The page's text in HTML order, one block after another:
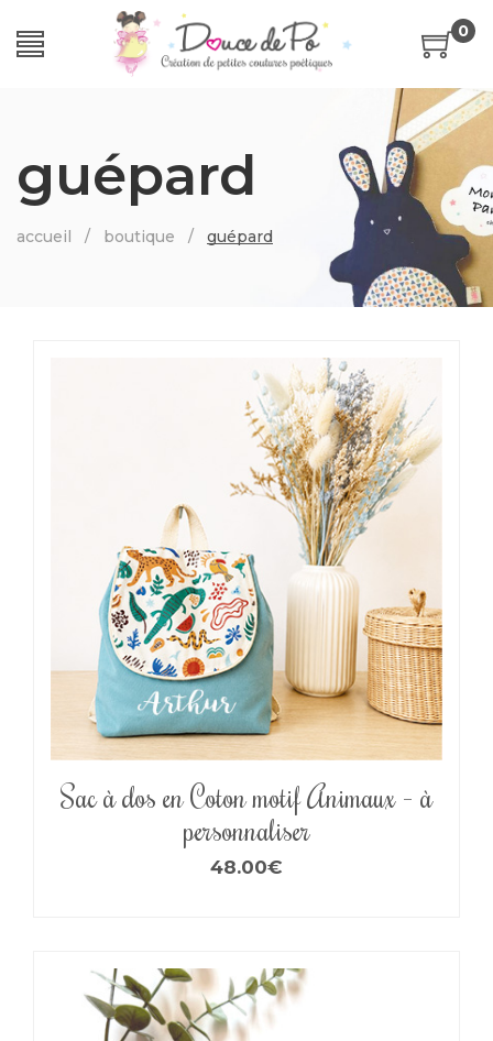
0
guépard
accueil / boutique / guépard
Sac à dos en Coton motif Animaux – à
personnaliser
48.00€